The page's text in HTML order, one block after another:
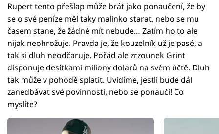
Rupert tento přešlap může brát jako ponaučení, že by
se o své peníze měl taky malinko starat, nebo se mu
časem stane, že žádné mít nebude… Zatím ho to ale
nijak neohrožuje. Pravda je, že kouzelník už je pasé, a
tak si dluh neodčaruje. Pořád ale zrzounek Grint
disponuje desítkami miliony dolarů na svém účtě. Dluh
tak může v pohodě splatit. Uvidíme, jestli bude dál
zanedbávat své povinnosti, nebo se ponaučí! Co
myslíte?